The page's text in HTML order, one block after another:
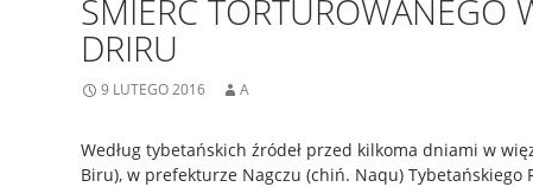
ŚMIERĆ TORTUROWANEGO
DRIRU
9 LUTEGO 2016 A
Według tybetańskich źródeł przed kilkoma dniami w
Biru), w prefekturze Nagczu (chiń. Naqu) Tybetańskiego